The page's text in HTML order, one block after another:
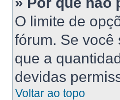
O limite de
fórum. Se você
que a
devidas
Voltar ao topo